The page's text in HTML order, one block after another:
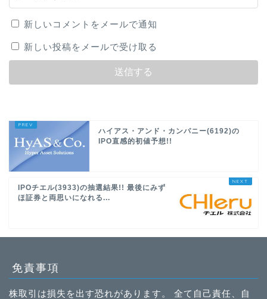
新しいコメントをメールで通知
新しい投稿をメールで受け取る
ハイアス・アンド・カンパニー(6192)の
IPO直感的初値予想!!
IPOチエル(3933)の抽選結果!! 最後にみず
ほ証券と両思いになれる...
免責事項
株取引は損失を出す恐れがあります。 全て自己責任、自